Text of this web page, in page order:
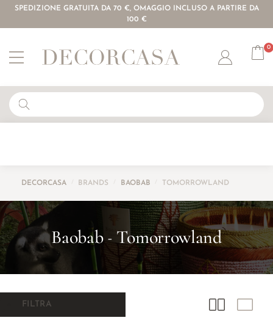
SPEDIZIONE GRATUITA DA 70 €, OMAGGIO INCLUSO A PARTIRE DA
100 €
Account
0
DECORCASA BRANDS BAOBAB TOMORROWLAND
Baobab -Tomorrowland
FILTRA